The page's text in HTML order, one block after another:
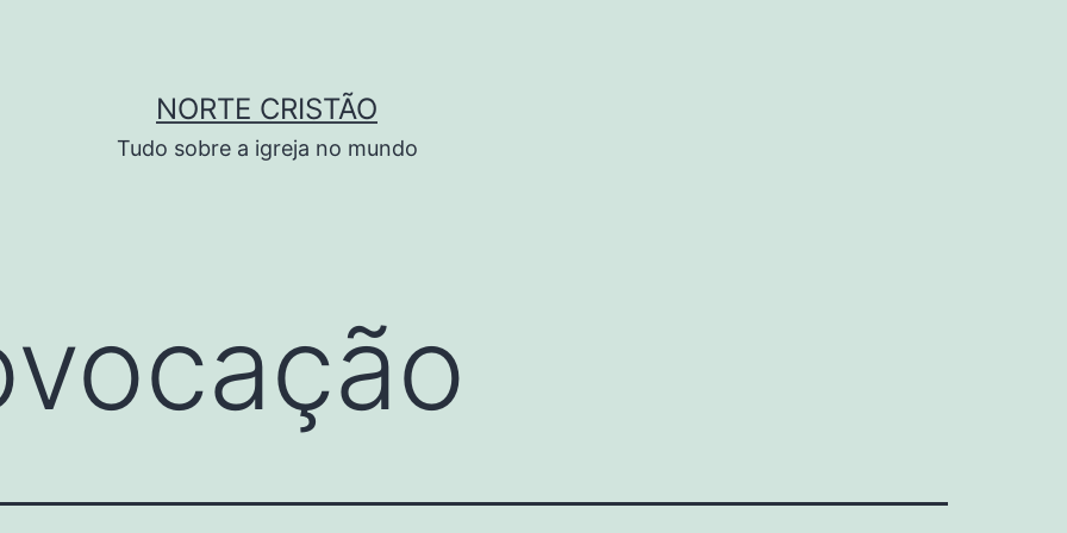
NORTE CRISTÃO
Tudo sobre a igreja no mundo